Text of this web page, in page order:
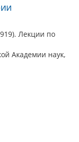
Лекции по
Академии наук,